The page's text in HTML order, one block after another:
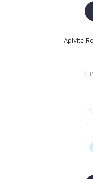
Apivita